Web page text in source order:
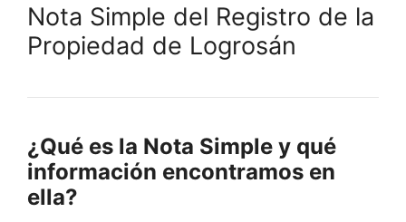
Nota Simple del Registro de la
Propiedad de Logrosán
¿Qué es la Nota Simple y qué
información encontramos en
ella?